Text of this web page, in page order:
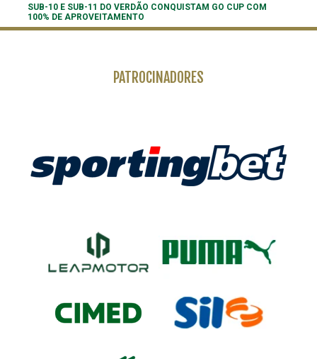
SUB-10 E SUB-11 DO VERDÃO CONQUISTAM GO CUP COM
100% DE APROVEITAMENTO
PATROCINADORES